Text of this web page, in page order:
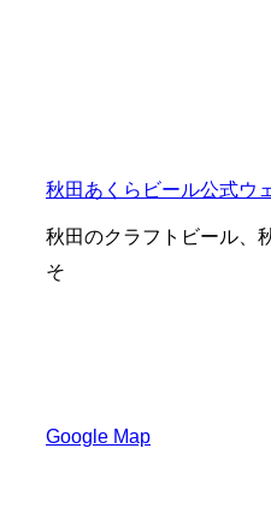
秋田あくらビール公式ウ
秋田のクラフトビール、
そ
Google Map